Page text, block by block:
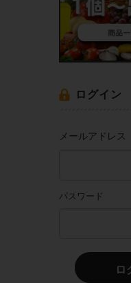
ログイン
メールアドレス
パスワード
ロ